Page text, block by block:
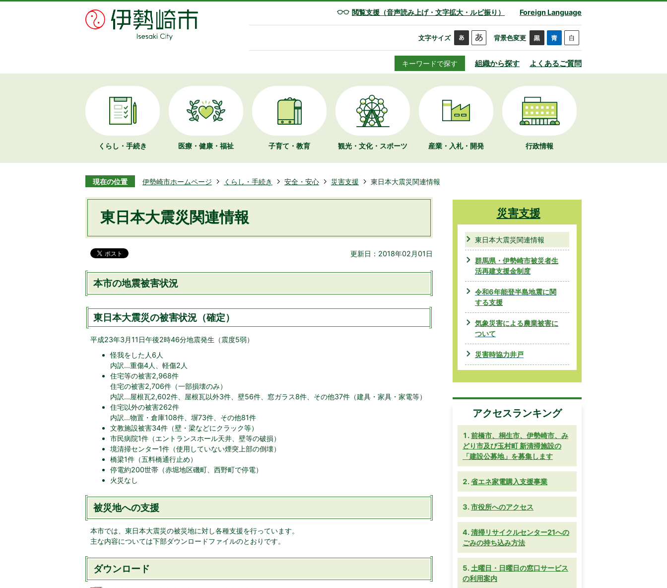
閲覧支援（音声読み上げ・文字拡大・ルビ振り） Foreign Language
文字サイズ 背景色変更
キーワードで探す 組織から探す よくあるご質問
くらし・手続き 医療・健康・福祉 子育て・教育 観光・文化・ スポーツ 産業・入札・開発 行政情報
現在の位置 伊勢崎市ホームページ くらし・手続き 安全・安心 災害支援 東日本大震災関連情報
東日本大震災関連情報
更新日：2018年02月01日
本市の地震被害状況
東日本大震災の被害状況（確定）
平成23年3月11日午後2時46分地震発生（震度5弱）
怪我をした人6人
内訳…重傷4人、軽傷2人
住宅等の被害2,968件
住宅の被害2,706件（一部損壊のみ）
内訳…屋根瓦2,602件、屋根瓦以外3件、壁56件、窓ガラス8件、その他37件（建具・家具・家電等）
住宅以外の被害262件
内訳…物置・倉庫108件、塀73件、その他81件
文教施設被害34件（壁・梁などにクラック等）
市民病院1件（エントランスホール天井、壁等の破損）
境清掃センター1件（使用していない煙突上部の倒壊）
橋梁1件（五料橋通行止め）
停電約200世帯（赤堀地区磯町、西野町で停電）
火災なし
被災地への支援
本市では、東日本大震災の被災地に対し各種支援を行っています。
主な内容については下部ダウンロードファイルのとおりです。
ダウンロード
災害支援
東日本大震災関連情報
群馬県・伊勢崎市被災者生
活再建支援金制度
令和6年能登半島地震に関
する支援
気象災害による農業被害に
ついて
災害時協力井戸
アクセスランキング
前橋市、桐生市、伊勢崎市、み
どり市及び玉村町 新清掃施設の
「建設公募地」を募集します
省エネ家電購入支援事業
市役所へのアクセス
清掃リサイクルセンター21への
ごみの持ち込み方法
土曜日・日曜日の窓口サービス
の利用案内